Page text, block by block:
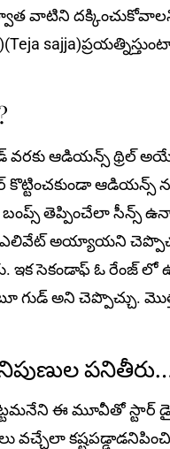
వాటిని
ఆడియన్స్ థ్రిల్ అయ్యేలా
ఆడియన్స్
బంప్స్ తెప్పించేలా
ఎలివేట్ అయ్యాయని
ఇక సెకండాఫ్ ఓ రేంజ్ లో
టూ గుడ్ అని
ఘట్టమనేని ఈ మూవీతో